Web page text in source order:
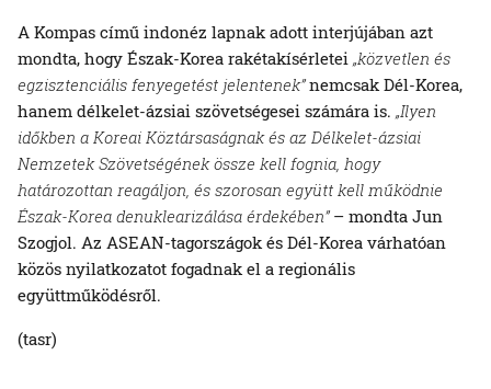
A Kompas című indonéz lapnak adott interjújában azt
mondta, hogy Észak-Korea rakétakísérletei „közvetlen és
egzisztenciális fenyegetést jelentenek”nemcsak Dél-Korea,
hanem délkelet-ázsiai szövetségesei számára is. „Ilyen
időkben a Koreai Köztársaságnak és az Délkelet-ázsiai
Nemzetek Szövetségének össze kell fognia, hogy
határozottan reagáljon, és szorosan együtt kell működnie
Észak-Korea denuklearizálása érdekében”– mondta Jun
Szogjol. Az ASEAN-tagországok és Dél-Korea várhatóan
közös nyilatkozatot fogadnak el a regionális
együttműködésről.
(tasr)